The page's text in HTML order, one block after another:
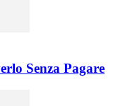
Senza Pagare